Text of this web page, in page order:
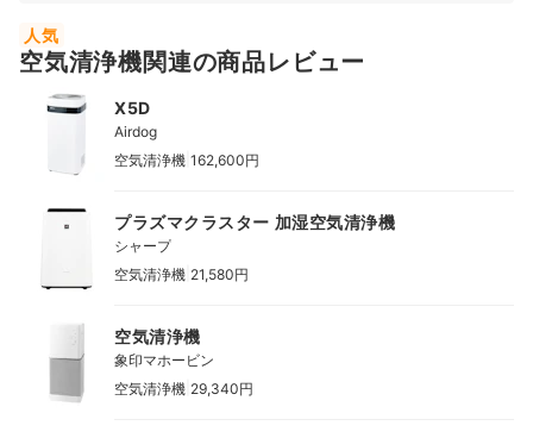
人気
空気清浄機関連の商品レビュー
X5D
Airdog
空気清浄機 162,600円
プラズマクラスター 加湿空気清浄機
シャープ
空気清浄機 21,580円
空気清浄機
象印マホービン
空気清浄機 29,340円